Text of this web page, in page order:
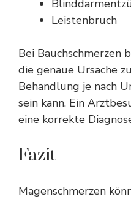
Leistenbruch
Bei Bauchschmerzen
die genaue Ursache
Behandlung je nach
sein kann. Ein
eine korrekte
Fazit
Magenschmerzen